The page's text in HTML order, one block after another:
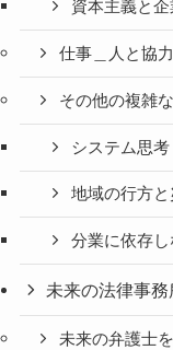
資本主義と
仕事＿人と協
その他の複雑
システム思
地域の行方と
分業に依存
未来の法律事務
未来の弁護士